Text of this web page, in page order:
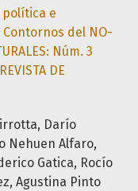
política e
Contornos del NO-
Núm. 3
DE
Darío
Nehuen Alfaro,
Gatica, Rocío
Agustina Pinto